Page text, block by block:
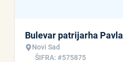
Bulevar patrijarha Pavla
Novi Sad
ŠIFRA: #575875